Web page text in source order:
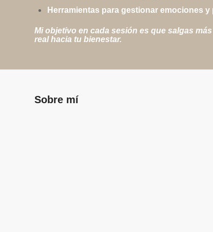
Herramientas para gestionar emociones
Mi objetivo en cada sesión es que salgas
real hacia tu bienestar.
Sobre mí